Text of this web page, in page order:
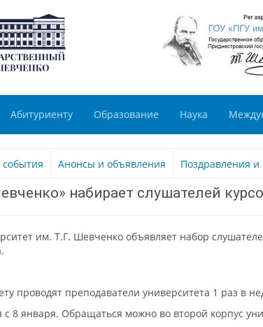
Абитуриенту Образование Наука
Анонсы и объявления Поздравления
набирает слушателей
им. Т.Г. Шевченко объявляет набор
проводят преподаватели университета 1 раз в
8 января. Обращаться можно во второй корпус